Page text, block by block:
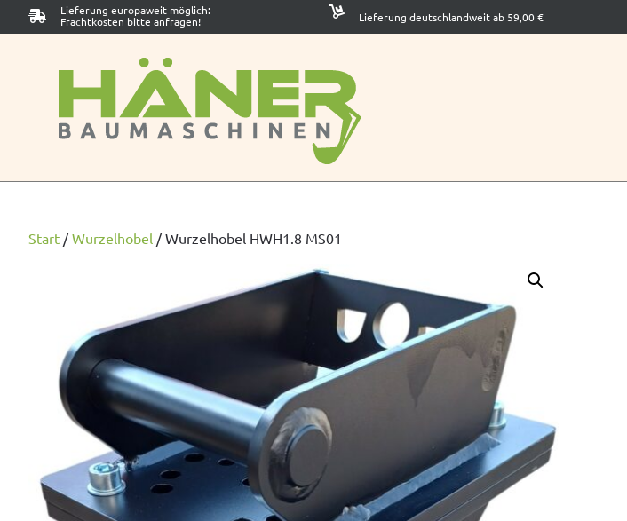
Lieferung europaweit möglich:
Frachtkosten bitte anfragen!
Lieferung deutschlandweit ab 59,00 €
Start /Wurzelhobel /Wurzelhobel HWH1.8 MS01